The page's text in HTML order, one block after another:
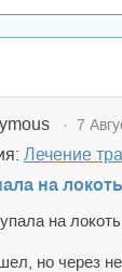
· 7
Лечение
на
на
но через